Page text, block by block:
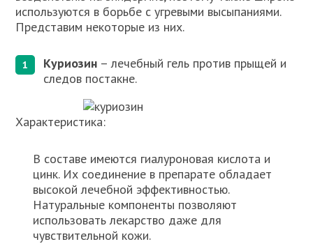
используются в борьбе с угревыми высыпаниями.
Представим некоторые из них.
Куриозин – лечебный гель против прыщей и
следов постакне.
Характеристика:
В составе имеются гиалуроновая кислота и
цинк. Их соединение в препарате обладает
высокой лечебной эффективностью.
Натуральные компоненты позволяют
использовать лекарство даже для
чувствительной кожи.